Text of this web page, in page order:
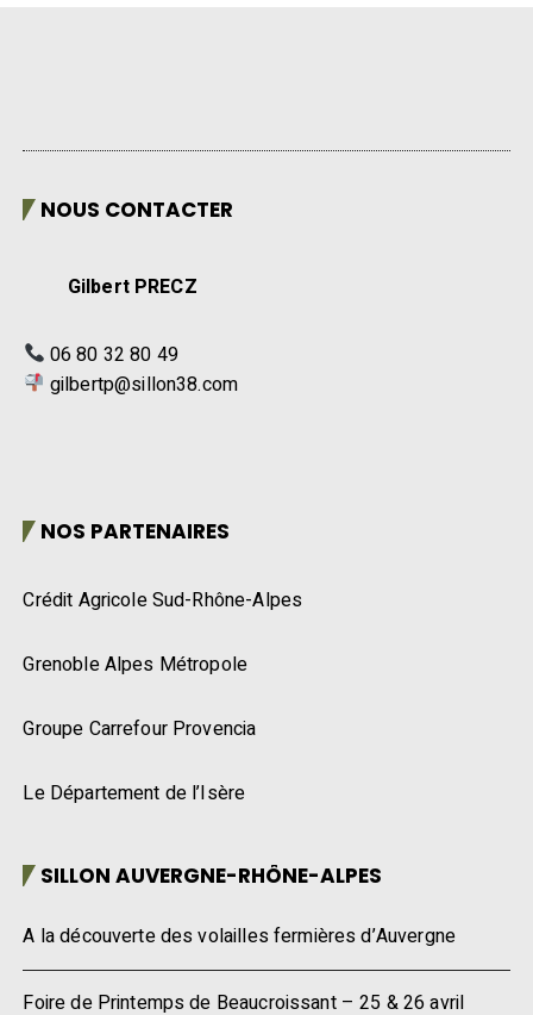
NOUS CONTACTER
Gilbert PRECZ
06 80 32 80 49
gilbertp@sillon38.com
NOS PARTENAIRES
Crédit Agricole Sud-Rhône-Alpes
Grenoble Alpes Métropole
Groupe Carrefour Provencia
Le Département de l’Isère
SILLON AUVERGNE-RHÔNE-ALPES
A la découverte des volailles fermières d’Auvergne
Foire de Printemps de Beaucroissant – 25 & 26 avril